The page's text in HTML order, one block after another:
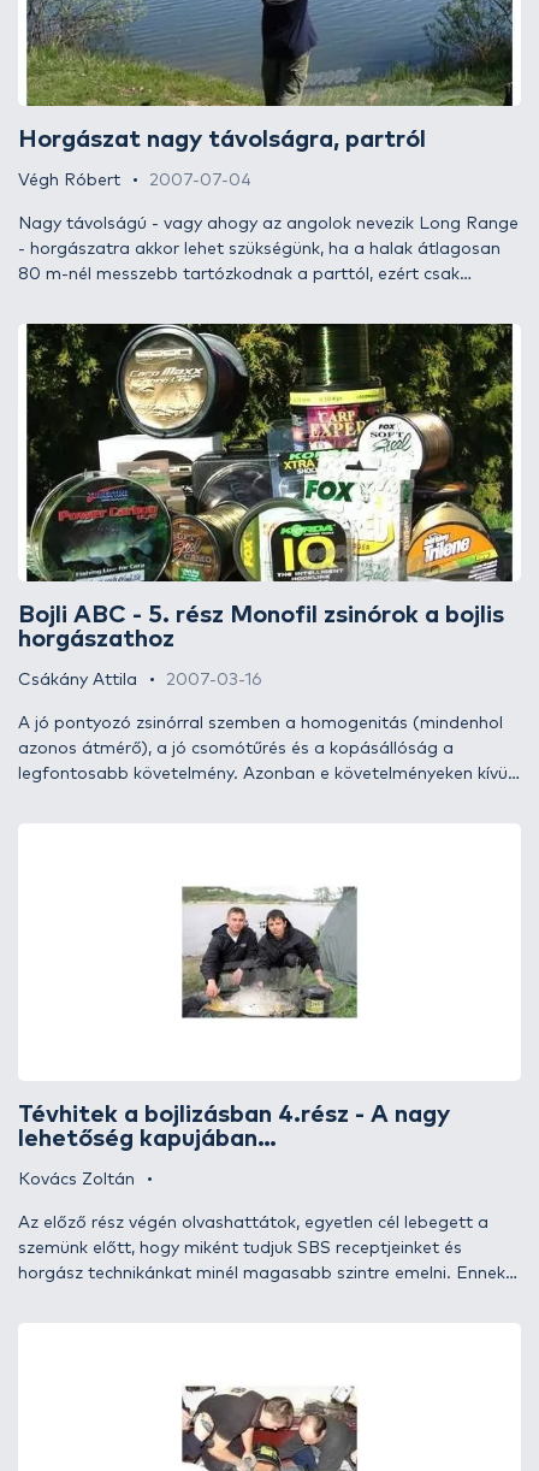
Horgászat nagy távolságra, partról
Végh Róbert 2007-07-04
Nagy távolságú - vagy ahogy az angolok nevezik Long Range
- horgászatra akkor lehet szükségünk, ha a halak átlagosan
80 m-nél messzebb tartózkodnak a parttól, ezért csak
halfogásra. Nagyon sok horgásztárs meg van győződve arról,
hogy bármikor képes 100 m feletti dobásokra. Ez sajnos (?!)
sok esetben nem így van! Nagy távolságra csak megfelelően
összeállított felszereléssel és helyes dobótechnikával lehet
Bojli ABC - 5. rész Monofil zsinórok a bojlis
horgászathoz
Csákány Attila 2007-03-16
A jó pontyozó zsinórral szemben a homogenitás (mindenhol
azonos átmérő), a jó csomótűrés és a kopásállóság a
legfontosabb követelmény. Azonban e követelményeken kívül
Tévhitek a bojlizásban 4.rész - A nagy
lehetőség kapujában…
Kovács Zoltán
Az előző rész végén olvashattátok, egyetlen cél lebegett a
szemünk előtt, hogy miként tudjuk SBS receptjeinket és
horgász technikánkat minél magasabb szintre emelni. Ennek